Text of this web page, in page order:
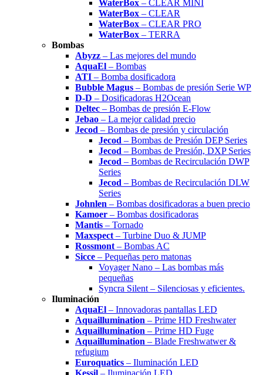
WaterBox – CLEAR MINI
WaterBox – CLEAR
WaterBox – CLEAR PRO
WaterBox – TERRA
Bombas
Abyzz – Las mejores del mundo
AquaEl – Bombas
ATI – Bomba dosificadora
Bubble Magus – Bombas de presión Serie WP
D-D – Dosificadoras H2Ocean
Deltec – Bombas de presión E-Flow
Jebao – La mejor calidad precio
Jecod – Bombas de presión y circulación
Jecod – Bombas de Presión DEP Series
Jecod – Bombas de Presión, DXP Series
Jecod – Bombas de Recirculación DWP
Series
Jecod – Bombas de Recirculación DLW
Series
Johnlen – Bombas dosificadoras a buen precio
Kamoer – Bombas dosificadoras
Mantis – Tornado
Maxspect – Turbine Duo & JUMP
Rossmont – Bombas AC
Sicce – Pequeñas pero matonas
Voyager Nano – Las bombas más
pequeñas
Syncra Silent – Silenciosas y eficientes.
Iluminación
AquaEl – Innovadoras pantallas LED
Aquaillumination – Prime HD Freshwater
Aquaillumination – Prime HD Fuge
Aquaillumination – Blade Freshwatwer &
refugium
Euroquatics – Iluminación LED
Kessil – Iluminación LED